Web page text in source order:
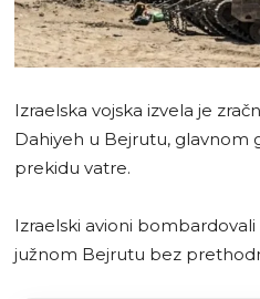
Izraelska vojska izvela je
Dahiyeh u Bejrutu, glavnom
prekidu vatre.
Izraelski avioni
južnom Bejrutu bez